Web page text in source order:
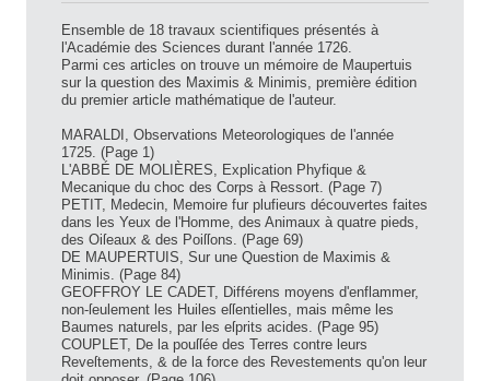
Ensemble de 18 travaux scientifiques présentés à
l'Académie des Sciences durant l'année 1726.
Parmi ces articles on trouve un mémoire de Maupertuis
sur la question des Maximis & Minimis, première édition
du premier article mathématique de l'auteur.
MARALDI, Observations Meteorologiques de l'année
1725. (Page 1)
L'ABBÉ DE MOLIÈRES, Explication Phyfique &
Mecanique du choc des Corps à Ressort. (Page 7)
PETIT, Medecin, Memoire fur plufieurs découvertes faites
dans les Yeux de l'Homme, des Animaux à quatre pieds,
des Oiſeaux & des Poiſſons. (Page 69)
DE MAUPERTUIS, Sur une Question de Maximis &
Minimis. (Page 84)
GEOFFROY LE CADET, Différens moyens d'enflammer,
non-ſeulement les Huiles eſſentielles, mais même les
Baumes naturels, par les eſprits acides. (Page 95)
COUPLET, De la pouſſée des Terres contre leurs
Reveſtements, & de la force des Revestements qu'on leur